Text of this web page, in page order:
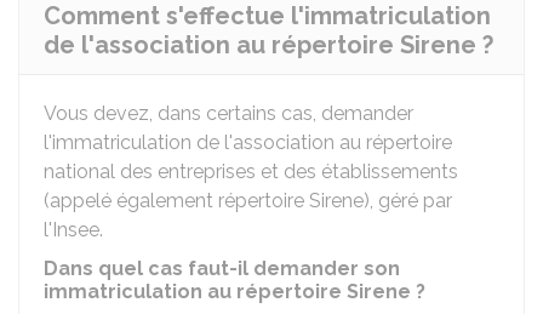
Comment s'effectue l'immatriculation
de l'association au répertoire Sirene ?
Vous devez, dans certains cas, demander
l'immatriculation de l'association au répertoire
national des entreprises et des établissements
(appelé également répertoire Sirene), géré par
l'Insee.
Dans quel cas faut-il demander son
immatriculation au répertoire Sirene ?